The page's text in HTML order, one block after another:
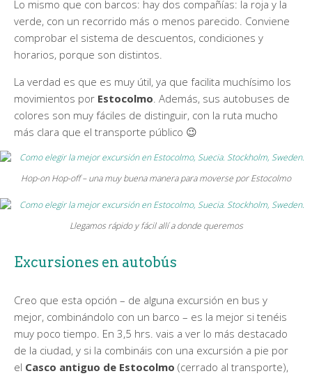
Lo mismo que con barcos: hay dos compañías: la roja y la
verde, con un recorrido más o menos parecido. Conviene
comprobar el sistema de descuentos, condiciones y
horarios, porque son distintos.
La verdad es que es muy útil, ya que facilita muchísimo los
movimientos por Estocolmo. Además, sus autobuses de
colores son muy fáciles de distinguir, con la ruta mucho
más clara que el transporte público 😉
Hop-on Hop-off – una muy buena manera para moverse por Estocolmo
Llegamos rápido y fácil allí a donde queremos
Excursiones en autobús
Creo que esta opción – de alguna excursión en bus y
mejor, combinándolo con un barco – es la mejor si tenéis
muy poco tiempo. En 3,5 hrs. vais a ver lo más destacado
de la ciudad, y si la combináis con una excursión a pie por
el Casco antiguo de Estocolmo (cerrado al transporte),